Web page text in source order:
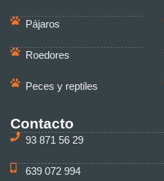
Pájaros
Roedores
Peces y reptiles
Contacto
93 871 56 29
639 072 994